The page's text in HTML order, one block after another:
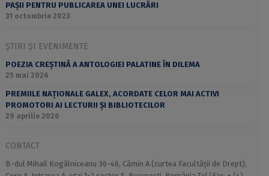
PAȘII PENTRU PUBLICAREA UNEI LUCRĂRI
31 octombrie 2023
ȘTIRI ȘI EVENIMENTE
POEZIA CREȘTINĂ A ANTOLOGIEI PALATINE ÎN DILEMA
25 mai 2026
PREMIILE NAȚIONALE GALEX, ACORDATE CELOR MAI ACTIVI
PROMOTORI AI LECTURII ȘI BIBLIOTECILOR
29 aprilie 2026
CONTACT
B-dul Mihail Kogălniceanu 36-46, Cămin A (curtea Facultății de Drept),